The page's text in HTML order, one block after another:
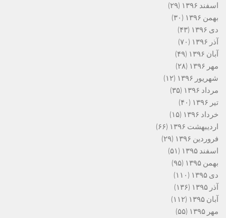
اسفند ۱۳۹۶
(۲۹)
بهمن ۱۳۹۶
(۳۰)
دی ۱۳۹۶
(۴۳)
آذر ۱۳۹۶
(۷۰)
آبان ۱۳۹۶
(۴۹)
مهر ۱۳۹۶
(۲۸)
شهریور ۱۳۹۶
(۱۲)
مرداد ۱۳۹۶
(۳۵)
تیر ۱۳۹۶
(۴۰)
خرداد ۱۳۹۶
(۱۵)
اردیبهشت ۱۳۹۶
(۶۶)
فروردین ۱۳۹۶
(۲۹)
اسفند ۱۳۹۵
(۵۱)
بهمن ۱۳۹۵
(۹۵)
دی ۱۳۹۵
(۱۱۰)
آذر ۱۳۹۵
(۱۳۶)
آبان ۱۳۹۵
(۱۱۲)
مهر ۱۳۹۵
(۵۵)